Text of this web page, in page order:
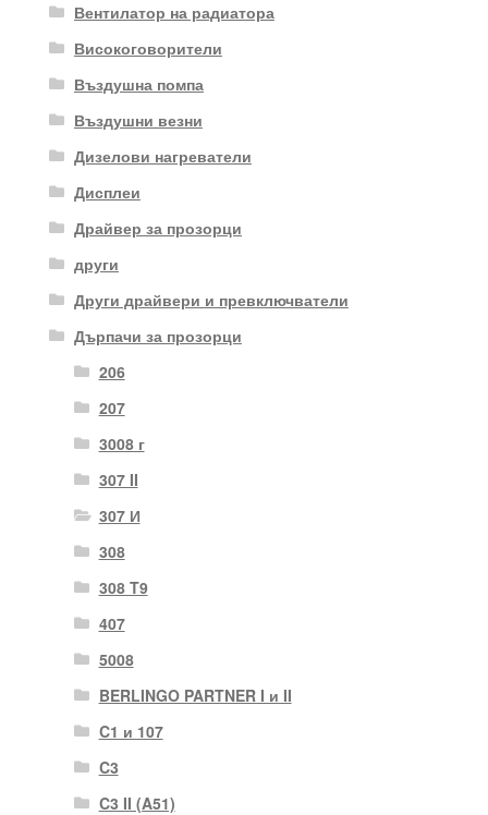
Вентилатор на радиатора
Високоговорители
Въздушна помпа
Въздушни везни
Дизелови нагреватели
Дисплеи
Драйвер за прозорци
други
Други драйвери и превключватели
Дърпачи за прозорци
206
207
3008 г
307 II
307 И
308
308 T9
407
5008
BERLINGO PARTNER I и II
C1 и 107
C3
C3 II (A51)